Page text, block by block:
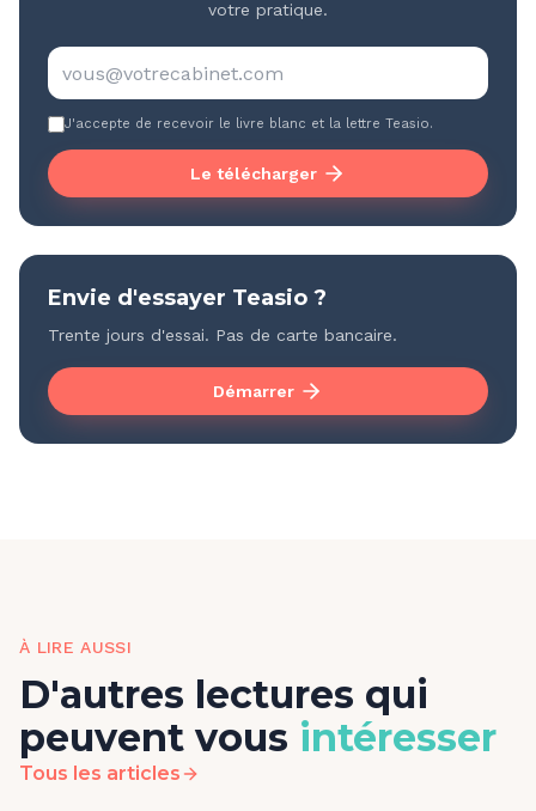
votre pratique.
J'accepte de recevoir le livre blanc et la lettre Teasio.
Le télécharger
Envie d'essayer Teasio ?
Trente jours d'essai. Pas de carte bancaire.
Démarrer
À LIRE AUSSI
D'autres lectures qui
peuvent vous intéresser
Tous les articles